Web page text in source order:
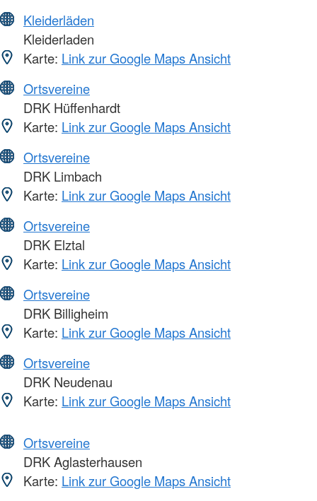
Kleiderläden
Kleiderladen
Karte: Link zur Google Maps Ansicht
Ortsvereine
DRK Hüffenhardt
Karte: Link zur Google Maps Ansicht
Ortsvereine
DRK Limbach
Karte: Link zur Google Maps Ansicht
Ortsvereine
DRK Elztal
Karte: Link zur Google Maps Ansicht
Ortsvereine
DRK Billigheim
Karte: Link zur Google Maps Ansicht
Ortsvereine
DRK Neudenau
Karte: Link zur Google Maps Ansicht
Ortsvereine
DRK Aglasterhausen
Karte: Link zur Google Maps Ansicht